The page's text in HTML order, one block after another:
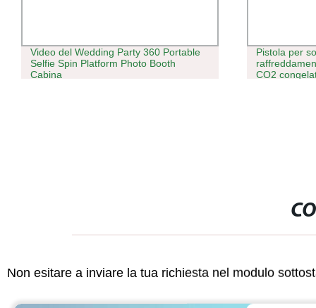
Video del Wedding Party 360 Portable
Selfie Spin Platform Photo Booth
Cabina
Pistola per
CO2
Non esitare a inviare la tua richiesta nel modulo